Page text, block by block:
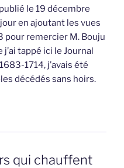
le 19 décembre
en ajoutant les vues
pour remercier M. Bouju
tappé ici le Journal
1714, j’avais été
décédés sans hoirs.
qui chauffent